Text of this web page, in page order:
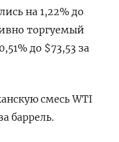
на ​1,22% до
торгуемый
до $73,53 за
‌смесь WTI
баррель.